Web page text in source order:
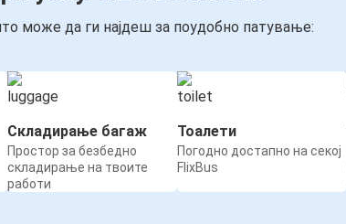
може да ги најдеш за поудобно патување:
Складирање багаж
Простор за безбедно
складирање на твоите
работи
Тоалети
Погодно достапно на секој
FlixBus